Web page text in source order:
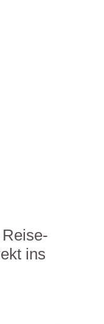
ins